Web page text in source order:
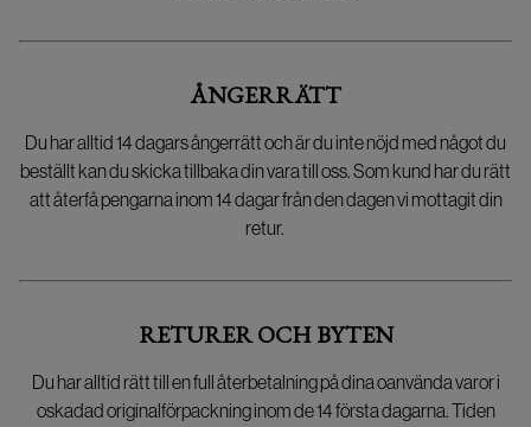
ÅNGERRÄTT
Du har alltid 14 dagars ångerrätt och är du inte nöjd med något du
beställt kan du skicka tillbaka din vara till oss. Som kund har du rätt
att återfå pengarna inom 14 dagar från den dagen vi mottagit din
retur.
RETURER OCH BYTEN
Du har alltid rätt till en full återbetalning på dina oanvända varor i
oskadad originalförpackning inom de 14 första dagarna. Tiden